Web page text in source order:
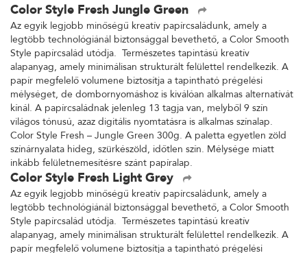
Color Style Fresh Jungle Green
Az egyik legjobb minőségű kreatív papírcsaládunk, amely a
legtöbb technológiánál biztonsággal bevethető, a Color Smooth
Style papírcsalád utódja. Természetes tapintású kreatív
alapanyag, amely minimálisan strukturált felülettel rendelkezik. A
papír megfelelő volumene biztosítja a tapintható prégelési
mélységet, de dombornyomáshoz is kiválóan alkalmas alternatívát
kínál. A papírcsaládnak jelenleg 13 tagja van, melyből 9 szín
világos tónusú, azaz digitális nyomtatásra is alkalmas színalap.
Color Style Fresh – Jungle Green 300g. A paletta egyetlen zöld
színárnyalata hideg, szürkészöld, időtlen szín. Mélysége miatt
inkább felületnemesítésre szánt papíralap.
Color Style Fresh Light Grey
Az egyik legjobb minőségű kreatív papírcsaládunk, amely a
legtöbb technológiánál biztonsággal bevethető, a Color Smooth
Style papírcsalád utódja. Természetes tapintású kreatív
alapanyag, amely minimálisan strukturált felülettel rendelkezik. A
papír megfelelő volumene biztosítja a tapintható prégelési